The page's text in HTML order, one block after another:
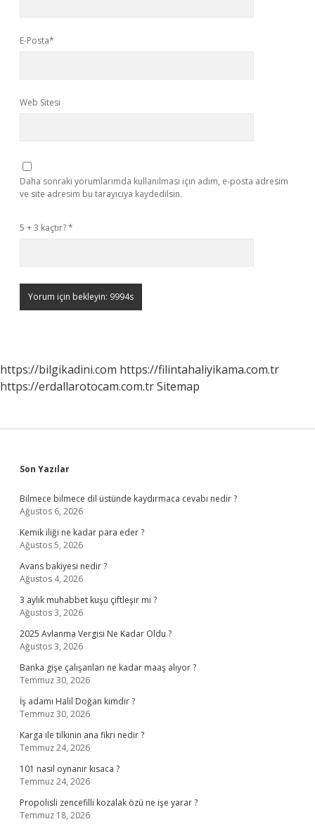
E-Posta*
Web Sitesi
Daha sonraki yorumlarımda kullanılması için adım, e-posta adresim
ve site adresim bu tarayıcıya kaydedilsin.
5 + 3 kaçtır?*
https://bilgikadini.com https://filintahaliyikama.com.tr
https://erdallarotocam.com.trSitemap
Sidebar
Son Yazılar
Bilmece bilmece dil üstünde kaydırmaca cevabı nedir ?
Ağustos 6, 2026
Kemik iliği ne kadar para eder ?
Ağustos 5, 2026
Avans bakiyesi nedir ?
Ağustos 4, 2026
3 aylık muhabbet kuşu çiftleşir mi ?
Ağustos 3, 2026
2025 Avlanma Vergisi Ne Kadar Oldu ?
Ağustos 3, 2026
Banka gişe çalışanları ne kadar maaş alıyor ?
Temmuz 30, 2026
İş adamı Halil Doğan kimdir ?
Temmuz 30, 2026
Karga ile tilkinin ana fikri nedir ?
Temmuz 24, 2026
101 nasıl oynanır kısaca ?
Temmuz 24, 2026
Propolisli zencefilli kozalak özü ne işe yarar ?
Temmuz 18, 2026